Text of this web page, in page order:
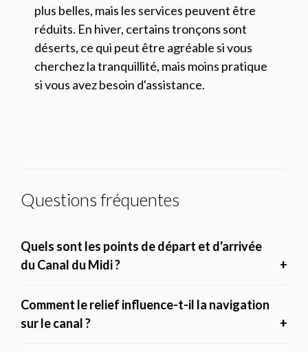
plus belles, mais les services peuvent être
réduits. En hiver, certains tronçons sont
déserts, ce qui peut être agréable si vous
cherchez la tranquillité, mais moins pratique
si vous avez besoin d'assistance.
Questions fréquentes
Quels sont les points de départ et d'arrivée
du Canal du Midi ?
Comment le relief influence-t-il la navigation
sur le canal ?